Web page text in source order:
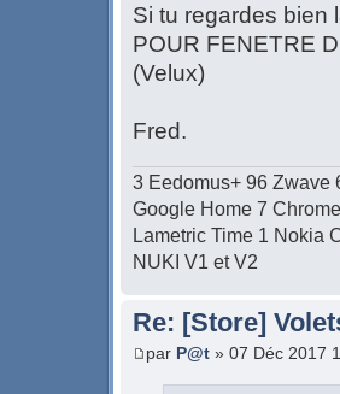
Si tu regardes bien
POUR FENETRE
(Velux)
Fred.
3 Eedomus+ 96 Zwave
Google Home 7
Lametric Time 1 Nokia
NUKI V1 et V2
Re: [Store]
par P@t » 07 Déc 2017